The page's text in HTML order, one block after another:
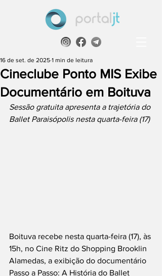
Cineclube Ponto MIS Exibe
Documentário em Boituva
16 de set. de 2025 1 min de leitura
Sessão gratuita apresenta a trajetória do
Ballet Paraisópolis nesta quarta-feira (17)
Boituva recebe nesta quarta-feira (17), às
15h, no Cine Ritz do Shopping Brooklin
Alamedas, a exibição do documentário
Passo a Passo: A História do Ballet